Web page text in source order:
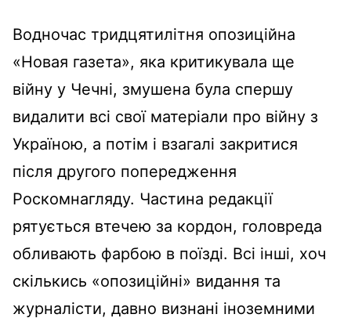
Водночас тридцятилітня опозиційна
«Новая газета», яка критикувала ще
війну у Чечні, змушена була спершу
видалити всі свої матеріали про війну з
Україною, а потім і взагалі закритися
після другого попередження
Роскомнагляду. Частина редакції
рятується втечею за кордон, головреда
обливають фарбою в поїзді. Всі інші, хоч
скількись «опозиційні» видання та
журналісти, давно визнані іноземними